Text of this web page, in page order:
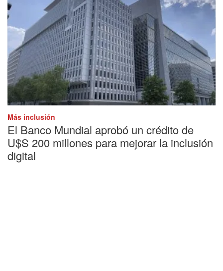
Más inclusión
El Banco Mundial aprobó un crédito de
U$S 200 millones para mejorar la inclusión
digital